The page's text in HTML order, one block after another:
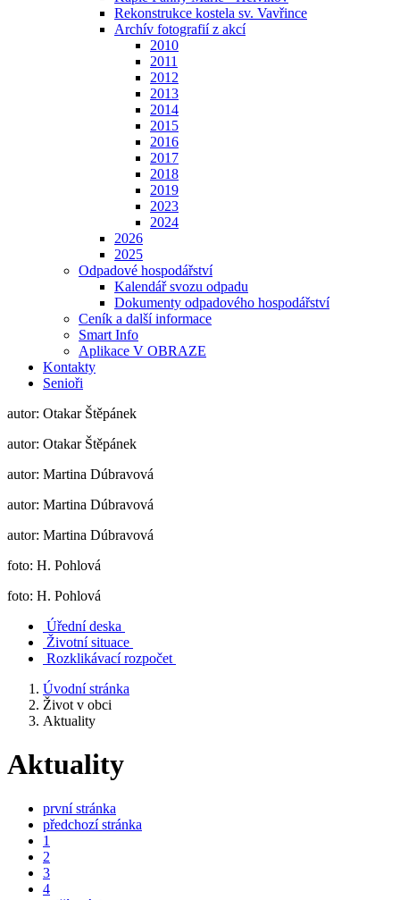
Rekonstrukce kostela sv. Vavřince
Archív fotografií z akcí
2010
2011
2012
2013
2014
2015
2016
2017
2018
2019
2023
2024
2026
2025
Odpadové hospodářství
Kalendář svozu odpadu
Dokumenty odpadového hospodářství
Ceník a další informace
Smart Info
Aplikace V OBRAZE
Kontakty
Senioři
autor: Otakar Štěpánek
autor: Otakar Štěpánek
autor: Martina Dúbravová
autor: Martina Dúbravová
autor: Martina Dúbravová
foto: H. Pohlová
foto: H. Pohlová
Úřední deska
Životní situace
Rozklikávací rozpočet
Úvodní stránka
Život v obci
Aktuality
Aktuality
první stránka
předchozí stránka
1
2
3
4